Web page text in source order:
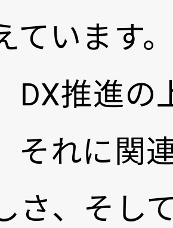
います。
DX推進の
それに関
さ、そし